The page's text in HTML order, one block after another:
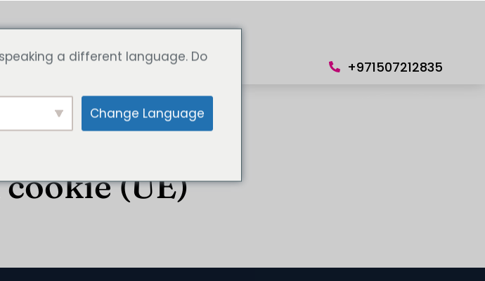
il prezzo Contattateci Lingua
+971507212835
(UE)
a different language. Do
Change Language